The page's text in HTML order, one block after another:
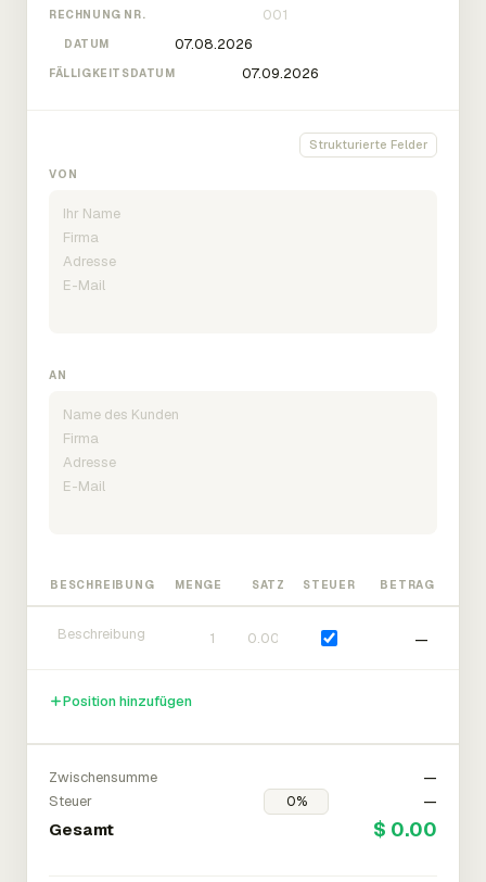
RECHNUNG NR.
DATUM
FÄLLIGKEITSDATUM
Strukturierte Felder
VON
AN
BESCHREIBUNG MENGE SATZ STEUER BETRAG
—
Position hinzufügen
Zwischensumme
—
Steuer
—
Gesamt $ 0.00